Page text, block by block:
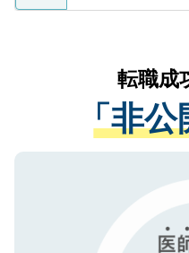
ているすべての
は、個人情報の
管理基準を満た
る、プライバシ
で、機密保持に
かがいして、現
経験をまじえな
させていただき
ない方には、長
ので、まずはご
転職成
「非